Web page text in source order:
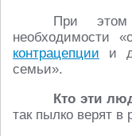
При этом
необходимости
контрацепции и
семьи».
Кто эти
так пылко верят в